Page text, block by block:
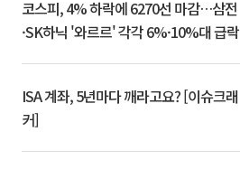
코스피, 4% 하락에 6270선 마감…삼전
·SK하닉 '와르르' 각각 6%·10%대 급락
ISA 계좌, 5년마다 깨라고요? [이슈크래
커]